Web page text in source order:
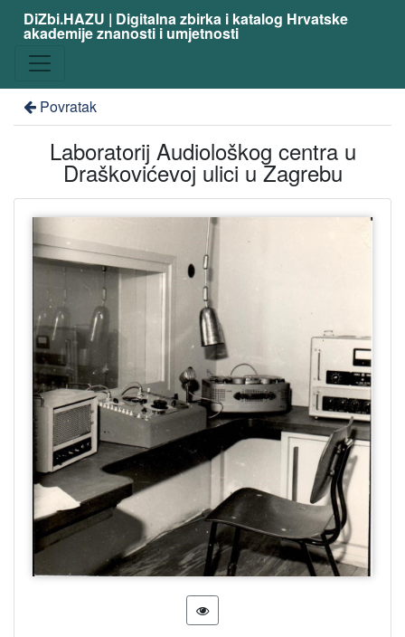
DiZbi.HAZU | Digitalna zbirka i katalog Hrvatske
akademije znanosti i umjetnosti
Povratak
Laboratorij Audiološkog centra u
Draškovićevoj ulici u Zagrebu